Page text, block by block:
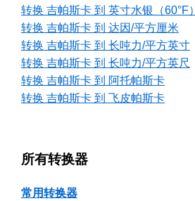
转换 吉帕斯卡 到 英寸水银（60°F）
转换 吉帕斯卡 到 达因/平方厘米
转换 吉帕斯卡 到 长吨力/平方英寸
转换 吉帕斯卡 到 长吨力/平方英尺
转换 吉帕斯卡 到 阿托帕斯卡
转换 吉帕斯卡 到 飞皮帕斯卡
所有转换器
常用转换器